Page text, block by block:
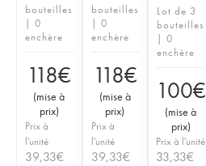
bouteilles
| 0
enchère
118€
(mise à
prix)
Prix à
l'unité
39,33€
bouteilles
| 0
enchère
118€
(mise à
prix)
Prix à
l'unité
39,33€
Lot de 3
bouteilles
| 0
enchère
100€
(mise à
prix)
Prix à l'unité
33,33€